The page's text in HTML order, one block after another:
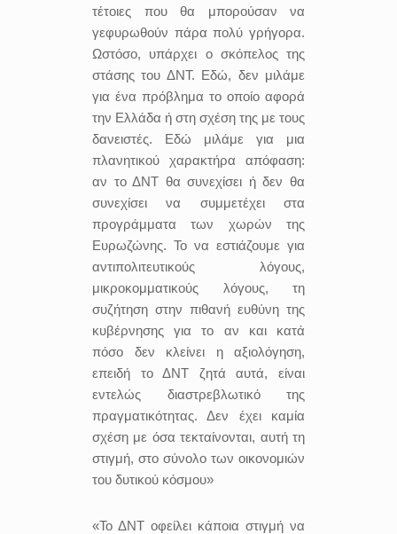
τέτοιες που θα μπορούσαν να
γεφυρωθούν πάρα πολύ γρήγορα.
Ωστόσο, υπάρχει ο σκόπελος της
στάσης του ΔΝΤ. Εδώ, δεν μιλάμε
για ένα πρόβλημα το οποίο αφορά
την Ελλάδα ή στη σχέση της με τους
δανειστές. Εδώ μιλάμε για μια
πλανητικού χαρακτήρα απόφαση:
αν το ΔΝΤ θα συνεχίσει ή δεν θα
συνεχίσει να συμμετέχει στα
προγράμματα των χωρών της
Ευρωζώνης. Το να εστιάζουμε για
αντιπολιτευτικούς λόγους,
μικροκομματικούς λόγους, τη
συζήτηση στην πιθανή ευθύνη της
κυβέρνησης για το αν και κατά
πόσο δεν κλείνει η αξιολόγηση,
επειδή το ΔΝΤ ζητά αυτά, είναι
εντελώς διαστρεβλωτικό της
πραγματικότητας. Δεν έχει καμία
σχέση με όσα τεκταίνονται, αυτή τη
στιγμή, στο σύνολο των οικονομιών
του δυτικού κόσμου»
«Το ΔΝΤ οφείλει κάποια στιγμή να